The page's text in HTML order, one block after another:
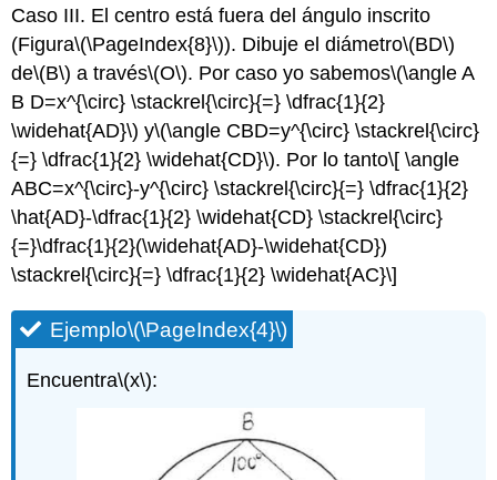
Caso III. El centro está fuera del ángulo inscrito
(Figura\(\PageIndex{8}\)). Dibuje el diámetro\(BD\)
de\(B\) a través\(O\). Por caso yo sabemos\(\angle A
B D=x^{\circ} \stackrel{\circ}{=} \dfrac{1}{2}
\widehat{AD}\) y\(\angle CBD=y^{\circ} \stackrel{\circ}
{=} \dfrac{1}{2} \widehat{CD}\). Por lo tanto\[ \angle
ABC=x^{\circ}-y^{\circ} \stackrel{\circ}{=} \dfrac{1}{2}
\hat{AD}-\dfrac{1}{2} \widehat{CD} \stackrel{\circ}
{=}\dfrac{1}{2}(\widehat{AD}-\widehat{CD})
\stackrel{\circ}{=} \dfrac{1}{2} \widehat{AC}\]
Ejemplo\(\PageIndex{4}\)
Encuentra\(x\):